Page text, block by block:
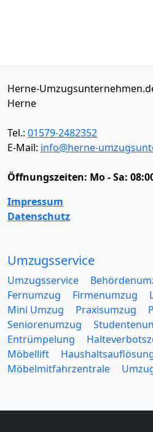
Herne-
Herne
Tel.: 01579-2482352
E-Mail: info@herne-
Öffnungszeiten: Mo - Sa:
Impressum
Datenschutz
Umzugsservice
Umzugsservice
Fernumzug
Firmenumzug
Mini Umzug
Praxisumzug
Seniorenumzug
Entrümpelung
Möbellift
Möbelmitfahrzentrale